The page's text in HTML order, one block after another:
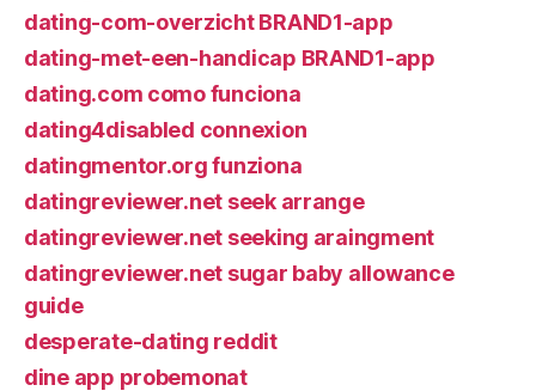
dating-com-overzicht BRAND1-app
dating-met-een-handicap BRAND1-app
dating.com como funciona
dating4disabled connexion
datingmentor.org funziona
datingreviewer.net seek arrange
datingreviewer.net seeking araingment
datingreviewer.net sugar baby allowance
guide
desperate-dating reddit
dine app probemonat